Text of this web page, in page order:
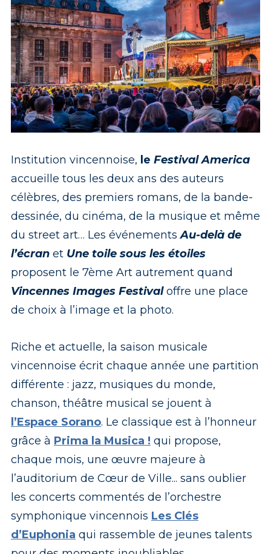
Institution vincennoise, le Festival America
accueille tous les deux ans des auteurs
célèbres, des premiers romans, de la bande-
dessinée, du cinéma, de la musique et même
du street art… Les événementsAu-delà de
l’écranet Une toile sous les étoiles
proposent le 7ème Art autrement quand
Vincennes Images Festivaloffre une place
de choix à l’image et la photo.
Riche et actuelle, la saison musicale
vincennoise écrit chaque année une partition
différente : jazz, musiques du monde,
chanson, théâtre musical se jouent à
l’Espace Sorano. Le classique est à l’honneur
grâce à Prima la Musica ! qui propose,
chaque mois, une œuvre majeure à
l’auditorium de Cœur de Ville... sans oublier
les concerts commentés de l’orchestre
symphonique vincennois Les Clés
d’Euphonia qui rassemble de jeunes talents